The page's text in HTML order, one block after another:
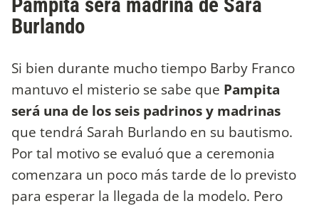
Pampita será madrina de Sara
Burlando
Si bien durante mucho tiempo Barby Franco
mantuvo el misterio se sabe que Pampita
será una de los seis padrinos y madrinas
que tendrá Sarah Burlando en su bautismo.
Por tal motivo se evaluó que a ceremonia
comenzara un poco más tarde de lo previsto
para esperar la llegada de la modelo. Pero